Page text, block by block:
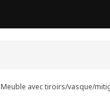
Meuble avec tiroirs/vasque/